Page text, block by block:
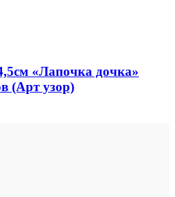
«Лапочка дочка»
(Арт узор)